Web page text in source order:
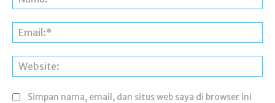
Simpan nama, email, dan situs web saya di browser ini